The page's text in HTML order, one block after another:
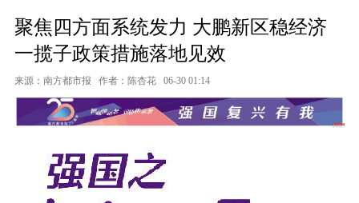
聚焦四方面系统发力 大鹏新区稳经济
一揽子政策措施落地见效
来源：南方都市报 作者：陈杏花 06-30 01:14